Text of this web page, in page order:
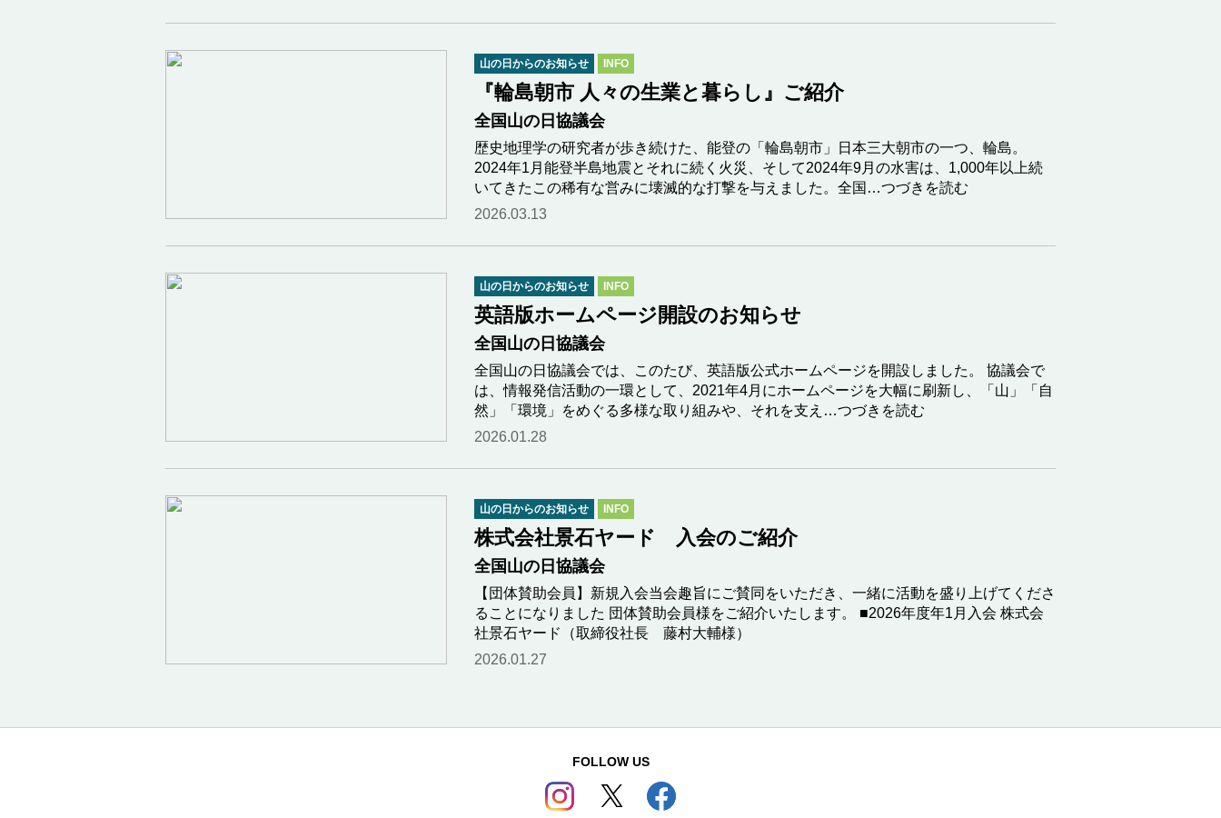
山の日からのお知らせ INFO
『輪島朝市 人々の生業と暮らし』ご紹介
全国山の日協議会
歴史地理学の研究者が歩き続けた、能登の「輪島朝市」日本三大朝市の一つ、輪島。
2024年1月能登半島地震とそれに続く火災、そして2024年9月の水害は、1,000年以上続
いてきたこの稀有な営みに壊滅的な打撃を与えました。全国…つづきを読む
2026.03.13
山の日からのお知らせ INFO
英語版ホームページ開設のお知らせ
全国山の日協議会
全国山の日協議会では、このたび、英語版公式ホームページを開設しました。 協議会で
は、情報発信活動の一環として、2021年4月にホームページを大幅に刷新し、「山」「自
然」「環境」をめぐる多様な取り組みや、それを支え…つづきを読む
2026.01.28
山の日からのお知らせ INFO
株式会社景石ヤード 入会のご紹介
全国山の日協議会
【団体賛助会員】新規入会当会趣旨にご賛同をいただき、一緒に活動を盛り上げてくださ
ることになりました 団体賛助会員様をご紹介いたします。 ■2026年度年1月入会 株式会
社景石ヤード（取締役社長 藤村大輔様）
2026.01.27
FOLLOW US